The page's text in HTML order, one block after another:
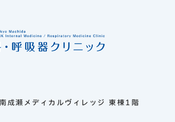
瀬メディカルヴィレッジ 東棟1階